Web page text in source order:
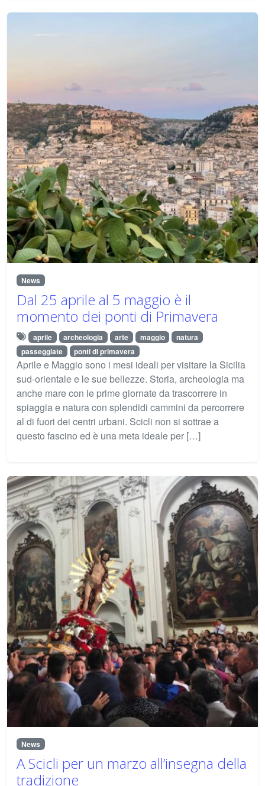
News
Dal 25 aprile al 5 maggio è il
momento dei ponti di Primavera
aprile archeologia arte maggio
natura
passeggiate
ponti di primavera
Aprile e Maggio sono i mesi ideali per visitare la Sicilia
sud-orientale e le sue bellezze. Storia, archeologia ma
anche mare con le prime giornate da trascorrere in
spiaggia e natura con splendidi cammini da percorrere
al di fuori dei centri urbani. Scicli non si sottrae a
questo fascino ed è una meta ideale per […]
News
A Scicli per un marzo all’insegna della
tradizione